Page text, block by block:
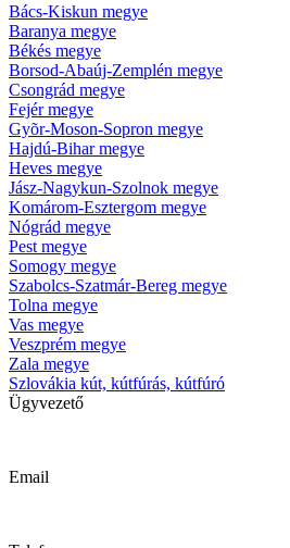
Bács-Kiskun megye
Baranya megye
Békés megye
Borsod-Abaúj-Zemplén megye
Csongrád megye
Fejér megye
Gyõr-Moson-Sopron megye
Hajdú-Bihar megye
Heves megye
Jász-Nagykun-Szolnok megye
Komárom-Esztergom megye
Nógrád megye
Pest megye
Somogy megye
Szabolcs-Szatmár-Bereg megye
Tolna megye
Vas megye
Veszprém megye
Zala megye
Szlovákia kút, kútfúrás, kútfúró
Ügyvezető
Email